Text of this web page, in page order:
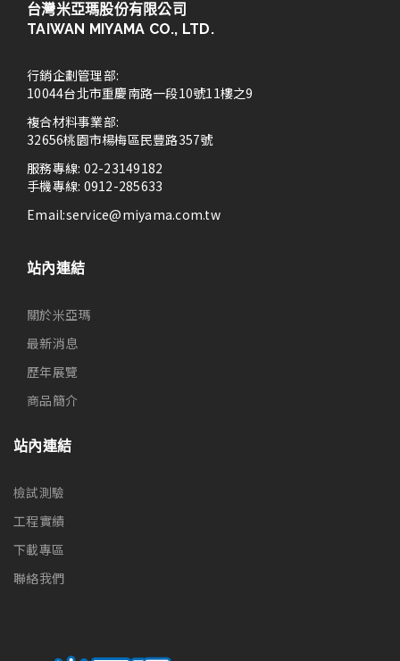
台灣米亞瑪股份有限公司
TAIWAN MIYAMA CO., LTD.
行銷企劃管理部:
10044台北市重慶南路一段10號11樓之9
複合材料事業部:
32656桃園市楊梅區民豐路357號
服務專線: 02-23149182
手機專線: 0912-285633
Email:service@miyama.com.tw
站內連結
關於米亞瑪
最新消息
歷年展覽
商品簡介
站內連結
檢試測驗
工程實績
下載專區
聯絡我們